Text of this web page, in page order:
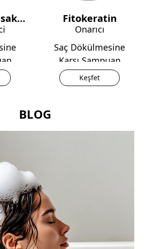
Fitokeratin
Onarıcı
Saç Dökülmesine
Karşı Şampuan
Keşfet
BLOG